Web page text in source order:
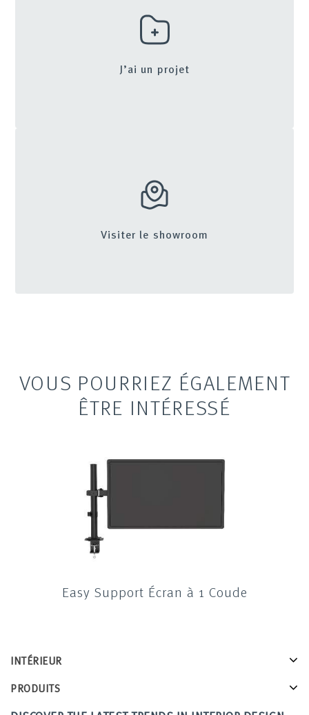
J’ai un projet
Visiter le showroom
VOUS POURRIEZ ÉGALEMENT
ÊTRE INTÉRESSÉ
Easy Support Écran à 1 Coude
INTÉRIEUR
PRODUITS